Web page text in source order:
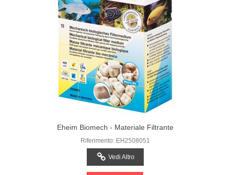
Eheim Biomech - Materiale Filtrante
Riferimento: EH2508051
Vedi Altro